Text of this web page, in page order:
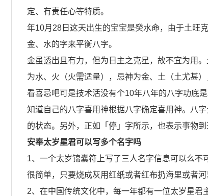
定、有责任心等特质。
年10月28日这天出生的宝宝是癸水命，由于土旺
金、水的字来平衡八字。
金虽透出且有力，但为日主之克星，故不宜为用
为水、火（火需适量），忌神为金、土（土尤甚
看喜忌吧可是技术活没有个10年八年的八字功底
知道自己的八字喜用神根据八字确定喜用神。八
的状态。另外，正如「停」字所示，也表示事物到
安奉太岁星君可以写多个名字吗
1、一个太岁锦囊符上写了三人名字信息可以么
很简单，只要烧成灰用红纸或者红布扔海里或者河
2、在中国传统文化中，每一年都有一位太岁星